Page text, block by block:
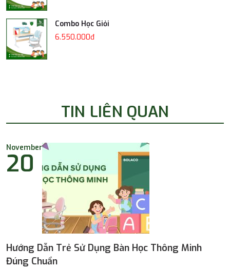
Combo Học Giỏi
6.550.000đ
TIN LIÊN QUAN
November
20
Hướng Dẫn Trẻ Sử Dụng Bàn Học Thông Minh
Đúng Chuẩn